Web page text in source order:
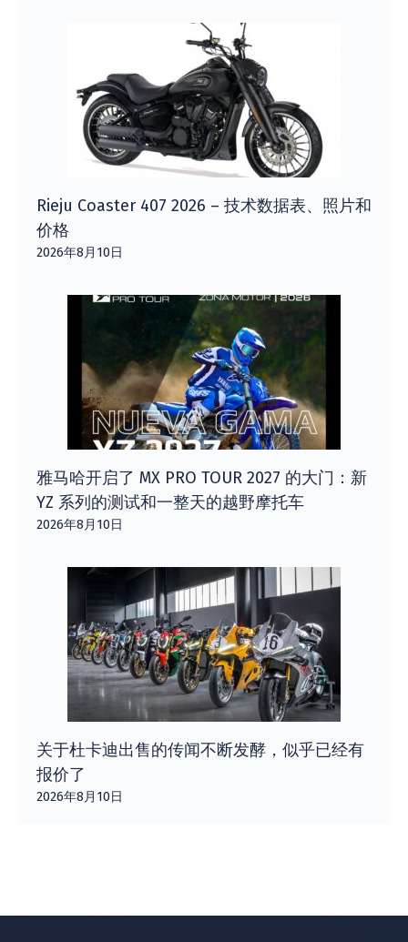
Rieju Coaster 407 2026 – 技术数据表、照片和
价格
2026年8月10日
雅马哈开启了 MX PRO TOUR 2027 的大门：新
YZ 系列的测试和一整天的越野摩托车
2026年8月10日
关于杜卡迪出售的传闻不断发酵，似乎已经有
报价了
2026年8月10日